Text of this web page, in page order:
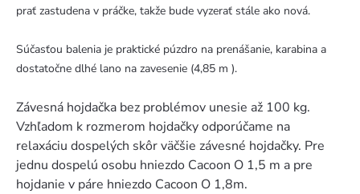
prať zastudena v práčke, takže bude vyzerať stále ako nová.
Súčasťou balenia je praktické púzdro na prenášanie, karabina a
dostatočne dlhé lano na zavesenie (4,85 m ).
Závesná hojdačka bez problémov unesie až 100 kg.
Vzhľadom k rozmerom hojdačky odporúčame na
relaxáciu dospelých skôr väčšie závesné hojdačky. Pre
jednu dospelú osobu hniezdo Cacoon O 1,5 m a pre
hojdanie v páre hniezdo Cacoon O 1,8m.